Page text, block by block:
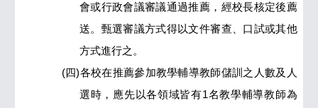
會或行政會議審議通過推薦，經校長核定後薦
送。甄選審議方式得以文件審查、口試或其他
方式進行之。
(四)各校在推薦參加教學輔導教師儲訓之人數及人
選時，應先以各領域皆有1名教學輔導教師為